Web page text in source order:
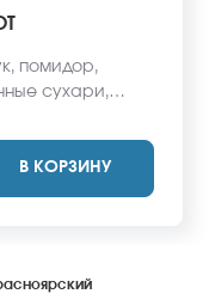
помидор,
сухари,
васаби и соевый
заказа.
от
В КОРЗИНУ